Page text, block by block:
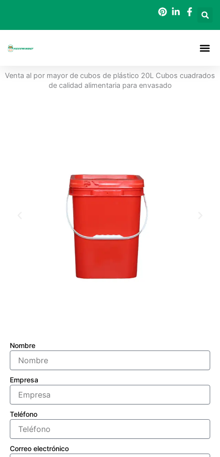
contenido
Venta al por mayor de cubos de plástico 20L Cubos cuadrados
de calidad alimentaria para envasado
Nombre
Empresa
Teléfono
Correo electrónico